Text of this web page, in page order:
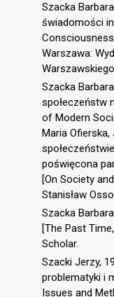
Szacka
świadomości
Warszawa:
Szacka
społeczeństw
of Modern
Maria Ofierska,
poświęcona
[On Society
Stanisław
Szacka
[The Past
Scholar.
Szacki Jerzy,
problematyki i
Issues and